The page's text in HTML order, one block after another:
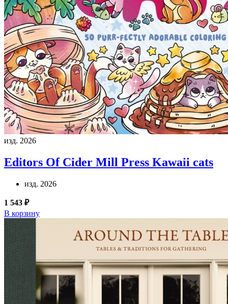
изд. 2026
Editors Of Cider Mill Press Kawaii cats
изд. 2026
1 543 ₽
В корзину